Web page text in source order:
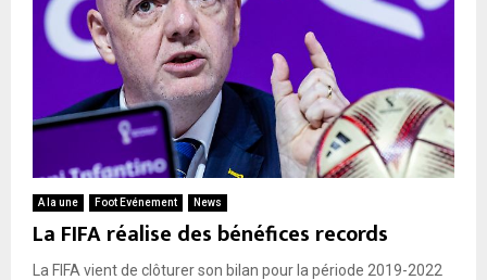
A la une Foot Evénement News
La FIFA réalise des bénéfices records
La FIFA vient de clôturer son bilan pour la période 2019-2022